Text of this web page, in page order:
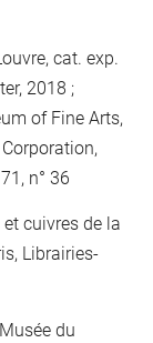
cat. exp.
2018 ;
of Fine Arts,
n° 36
cuivres de la
Librairies-
du